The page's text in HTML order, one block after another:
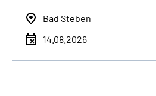
Bad Steben
14.08.2026